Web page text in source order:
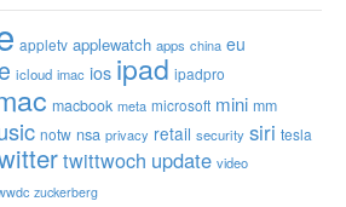
appletv applewatch apps china eu
icloud imac ios ipad ipadpro
macbook meta microsoft mini mm
notw nsa privacy retail security siri tesla
twittwoch update video
zuckerberg